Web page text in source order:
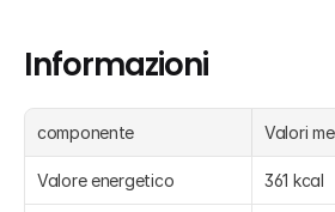
Informazioni
componente Valori
Valore energetico 361 kcal